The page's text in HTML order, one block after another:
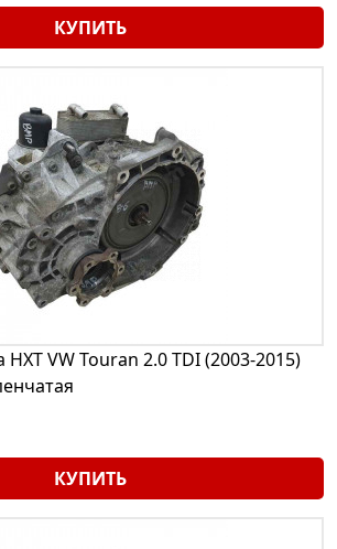
КУПИТЬ
VW Touran 2.0 TDI (2003-2015)
КУПИТЬ